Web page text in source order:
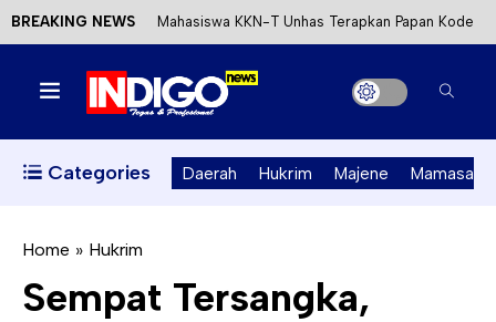
BREAKING NEWS Mahasiswa KKN-T Unhas Terapkan Papan Kode
Etik Wisata di Pantai Lawere Desa Lotang Salo
Satu DPO Pengeroyokan SPBU Tapalang
Ditangkap, Satu Lagi Kabur ke Kalimantan
Kecewa Kapolresta Absen, APPK Mamuju
Categories Daerah Hukrim Majene Mamasa
Home » Hukrim
Sempat Tersangka,